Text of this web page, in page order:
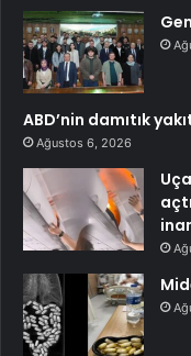
ABD’nin damıtık
Ağustos 6, 2026